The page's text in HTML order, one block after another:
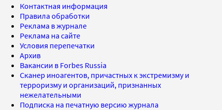
Контактная информация
Правила обработки
Реклама в журнале
Реклама на сайте
Условия перепечатки
Архив
Вакансии в Forbes Russia
Сканер иноагентов, причастных к экстремизму и
терроризму и организаций, признанных
нежелательными
Подписка на печатную версию журнала